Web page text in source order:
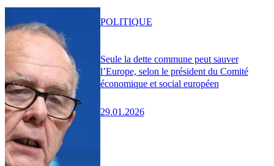
Seule la dette commune peut sauver
l’Europe, selon le président du Comité
économique et social européen
29.01.2026
POLITIQUE